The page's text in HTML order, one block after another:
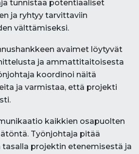
tunnistaa potentiaaliset
ja ryhtyy tarvittaviin
välttämiseksi.
avaimet löytyvät
ja ammattitaitoisesta
koordinoi näitä
ja varmistaa, että projekti
kaikkien osapuolten
Työnjohtaja pitää
tasalla projektin etenemisestä ja